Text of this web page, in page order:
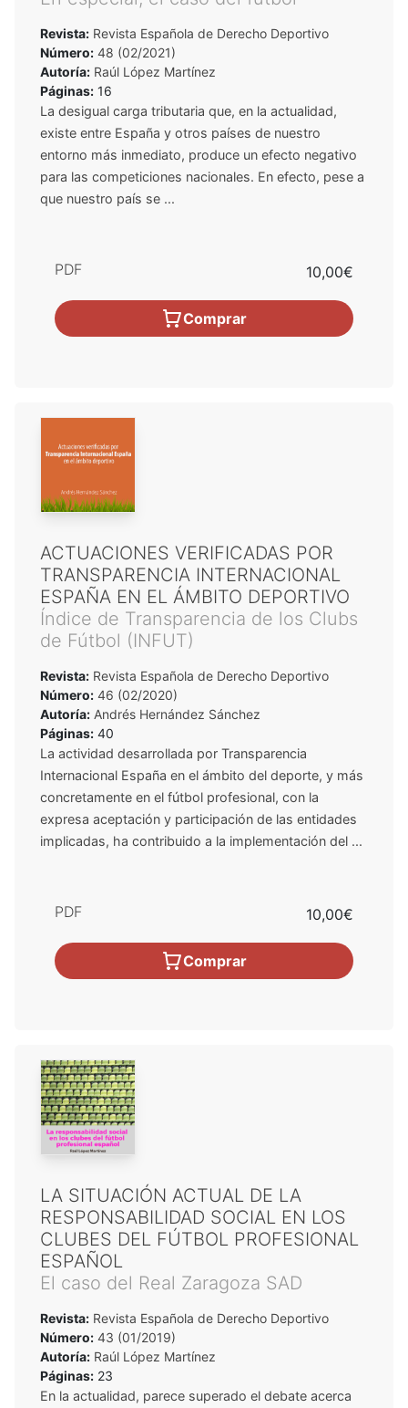
Revista: Revista Española de Derecho Deportivo
Número: 48 (02/2021)
Autoría: Raúl López Martínez
Páginas: 16
La desigual carga tributaria que, en la actualidad,
existe entre España y otros países de nuestro
entorno más inmediato, produce un efecto negativo
para las competiciones nacionales. En efecto, pese a
que nuestro país se ...
PDF 10,00€
Comprar
ACTUACIONES VERIFICADAS POR
TRANSPARENCIA INTERNACIONAL
ESPAÑA EN EL ÁMBITO DEPORTIVO
Índice de Transparencia de los Clubs
de Fútbol (INFUT)
Revista: Revista Española de Derecho Deportivo
Número: 46 (02/2020)
Autoría: Andrés Hernández Sánchez
Páginas: 40
La actividad desarrollada por Transparencia
Internacional España en el ámbito del deporte, y más
concretamente en el fútbol profesional, con la
expresa aceptación y participación de las entidades
implicadas, ha contribuido a la implementación del ...
PDF 10,00€
Comprar
LA SITUACIÓN ACTUAL DE LA
RESPONSABILIDAD SOCIAL EN LOS
CLUBES DEL FÚTBOL PROFESIONAL
ESPAÑOL
El caso del Real Zaragoza SAD
Revista: Revista Española de Derecho Deportivo
Número: 43 (01/2019)
Autoría: Raúl López Martínez
Páginas: 23
En la actualidad, parece superado el debate acerca